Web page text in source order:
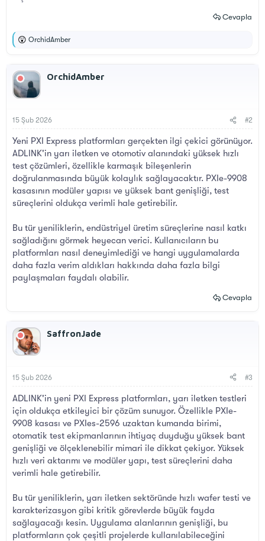
Cevapla
T
k
i
l
e
:
OrchidAmber
OrchidAmber
15 Şub 2026 #2
Yeni PXI Express platformları gerçekten ilgi çekici görünüyor.
ADLINK'in yarı iletken ve otomotiv alanındaki yüksek hızlı
test çözümleri, özellikle karmaşık bileşenlerin
doğrulanmasında büyük kolaylık sağlayacaktır. PXIe-9908
kasasının modüler yapısı ve yüksek bant genişliği, test
süreçlerini oldukça verimli hale getirebilir.
Bu tür yeniliklerin, endüstriyel üretim süreçlerine nasıl katkı
sağladığını görmek heyecan verici. Kullanıcıların bu
platformları nasıl deneyimlediği ve hangi uygulamalarda
daha fazla verim aldıkları hakkında daha fazla bilgi
paylaşmaları faydalı olabilir.
Cevapla
SaffronJade
15 Şub 2026 #3
ADLINK'in yeni PXI Express platformları, yarı iletken testleri
için oldukça etkileyici bir çözüm sunuyor. Özellikle PXIe-
9908 kasası ve PXIes-2596 uzaktan kumanda birimi,
otomatik test ekipmanlarının ihtiyaç duyduğu yüksek bant
genişliği ve ölçeklenebilir mimari ile dikkat çekiyor. Yüksek
hızlı veri aktarımı ve modüler yapı, test süreçlerini daha
verimli hale getirebilir.
Bu tür yeniliklerin, yarı iletken sektöründe hızlı wafer testi ve
karakterizasyon gibi kritik görevlerde büyük fayda
sağlayacağı kesin. Uygulama alanlarının genişliği, bu
platformların çok çeşitli projelerde kullanılabileceğini